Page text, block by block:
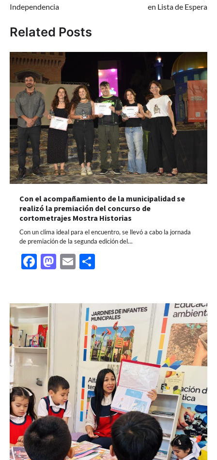
Independencia
en Lista de Espera
Related Posts
Con el acompañamiento de la municipalidad se
realizó la premiación del concurso de
cortometrajes Mostra Historias
Con un clima ideal para el encuentro, se llevó a cabo la jornada
de premiación de la segunda edición del…
Facebook
Mastodon
Email